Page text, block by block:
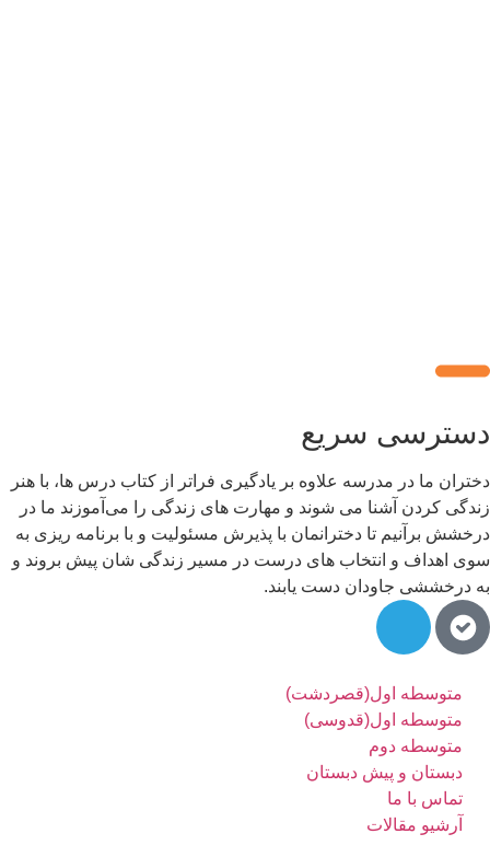
سریع
ما در مدرسه علاوه بر یادگیری فراتر از کتاب درس ها، با هنر
کردن آشنا می شوند و مهارت های زندگی را می‌آموزند ما در
برآنیم تا دخترانمان با پذیرش مسئولیت و با برنامه ریزی به
اهداف و انتخاب های درست در مسیر زندگی شان پیش بروند و
درخششی جاودان دست یابند.
متوسطه اول(قصردشت)
متوسطه اول(قدوسی)
متوسطه دوم
دبستان و پیش دبستان
تماس با ما
آرشیو مقالات